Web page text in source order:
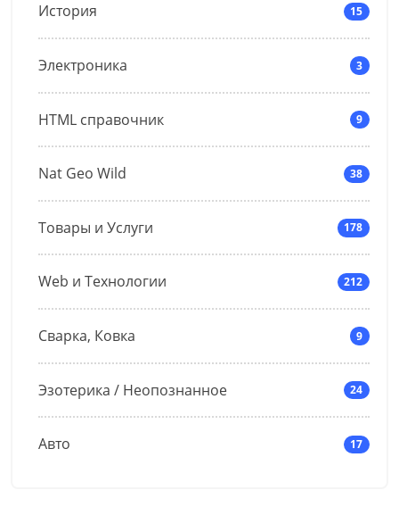
История 15
Электроника 3
HTML справочник 9
Nat Geo Wild 38
Товары и Услуги 178
Web и Технологии 212
Сварка, Ковка 9
Эзотерика / Неопознанное 24
Авто 17